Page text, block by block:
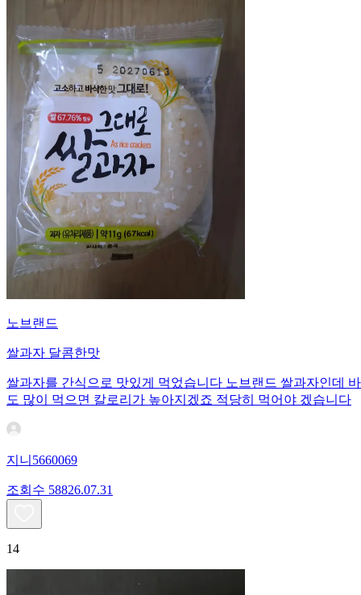
노브랜드
쌀과자 달콤한맛
쌀과자를 간식으로 맛있게 먹었습니다 노브랜드 쌀과자인데
도 많이 먹으면 칼로리가 높아지겠죠 적당히 먹어야 겠습니다
지니5660069
조회수 58826.07.31
14